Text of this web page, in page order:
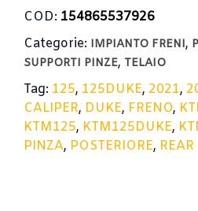
COD: 154865537926
Categorie: IMPIANTO FRENI,
SUPPORTI PINZE, TELAIO
Tag: 125, 125DUKE, 2021,
CALIPER, DUKE, FRENO,
KTM125, KTM125DUKE,
PINZA, POSTERIORE, REAR